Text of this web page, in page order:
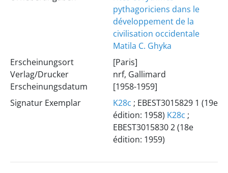
pythagoriciens dans le
développement de la
civilisation occidentale
Matila C. Ghyka
Erscheinungsort
Verlag/Drucker
Erscheinungsdatum
[Paris]
nrf, Gallimard
[1958-1959]
Signatur Exemplar
K28c ; EBEST3015829 1 (19e
édition: 1958) K28c ;
EBEST3015830 2 (18e
édition: 1959)